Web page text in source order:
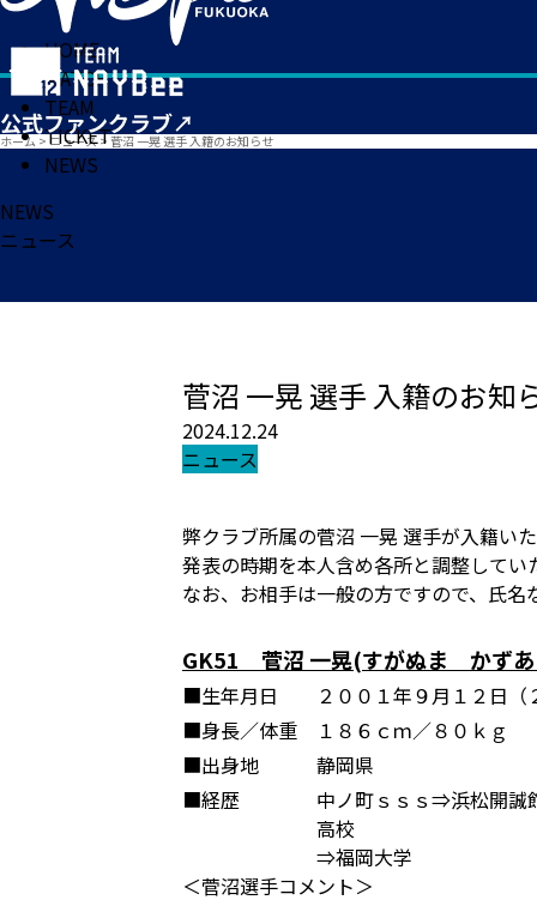
HOME
MATCH
TEAM
TICKET
NEWS
ホーム > ニュース> 菅沼 一晃 選手 入籍のお知らせ
NEWS
ニュース
菅沼 一晃 選手 入籍のお知
2024.12.24
ニュース
弊クラブ所属の菅沼 一晃 選手が入籍い
発表の時期を本人含め各所と調整して
なお、お相手は一般の方ですので、氏
GK51 菅沼 一晃(すがぬま かずあ
■生年月日
２００１年９月１２日（
■身長／体重
１８６ｃｍ／８０ｋｇ
■出身地
静岡県
■経歴
中ノ町ｓｓｓ⇒浜松開
高校
⇒福岡大学
＜菅沼選手コメント＞